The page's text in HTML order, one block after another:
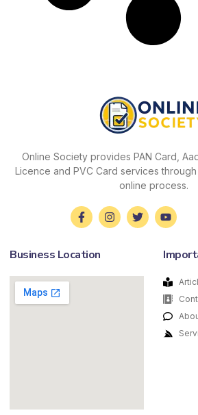
Online Society provides PAN Card,
Licence and PVC Card services
online process.
Business Location